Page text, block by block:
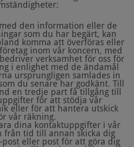
den information eller de
som du har begärt, kan
komma att överföras eller
inom vår koncern, med
verksamhet för oss för
i enlighet med de ändamål
ursprungligen samlades in
du senare har godkänt. Till
en tredje part få tillgång till
för att stödja vår
eller för att hantera utskick
vår räkning.
dina kontaktuppgifter i vår
från tid till annan skicka dig
eller post för att göra dig